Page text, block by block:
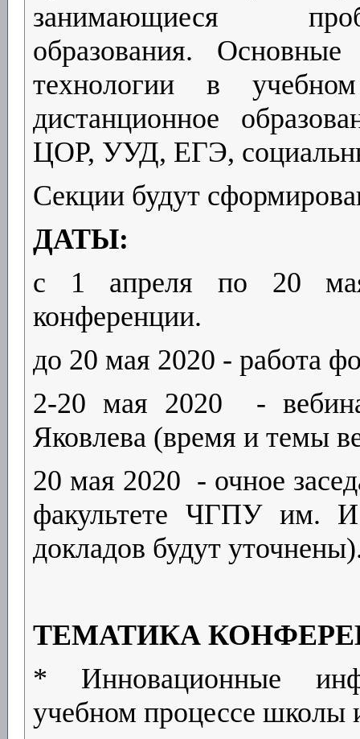
занимающиеся
образования.
технологии в
дистанционное
ЦОР, УУД, ЕГЭ,
Секции будут
ДАТЫ:
с 1 апреля по 20
конференции.
до 20 мая 2020 - работа
2-20 мая 2020 -
Яковлева (время и темы
20 мая 2020 - очное
факультете ЧГПУ им.
докладов будут
ТЕМАТИКА
* Инновационные
учебном процессе школы